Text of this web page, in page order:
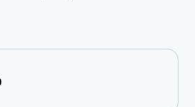
Huidige